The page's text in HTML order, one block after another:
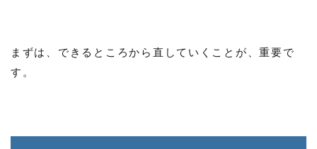
まずは、できるところから直していくことが、重要で
す。